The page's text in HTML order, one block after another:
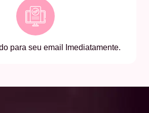
para seu email Imediatamente.